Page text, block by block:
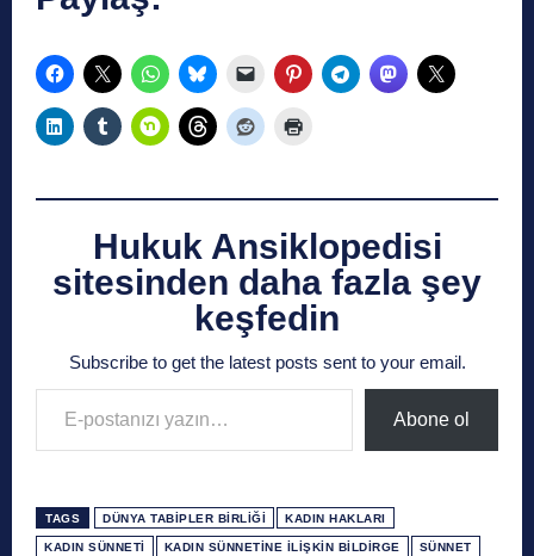
Hukuk Ansiklopedisi
sitesinden daha fazla şey
keşfedin
Subscribe to get the latest posts sent to your email.
E-postanızı yazın…
Abone ol
TAGS DÜNYA TABIPLER BIRLIĞI KADIN HAKLARI
KADIN SÜNNETI KADIN SÜNNETINE İLIŞKIN BILDIRGE SÜNNET